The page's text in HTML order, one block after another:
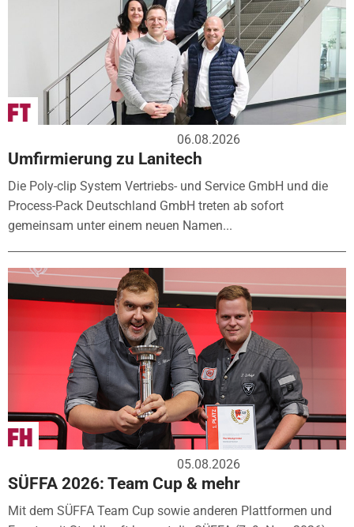
06.08.2026
Umfirmierung zu Lanitech
Die Poly-clip System Vertriebs- und Service GmbH und die
Process-Pack Deutschland GmbH treten ab sofort
gemeinsam unter einem neuen Namen...
05.08.2026
SÜFFA 2026: Team Cup & mehr
Mit dem SÜFFA Team Cup sowie anderen Plattformen und